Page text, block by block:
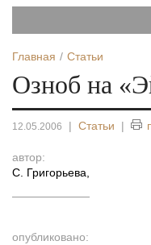
Главная Статьи
Озноб на
12.05.2006 | Статьи |
автор:
С. Григорьева
опубликовано: